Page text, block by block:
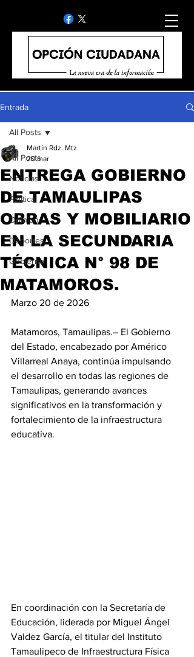
Entrada
All Posts
Noticias
Politica
Opinion
Deportes
Gobierno
All Posts
ENTREGA GOBIERNO
DE TAMAULIPAS
OBRAS Y MOBILIARIO
EN LA SECUNDARIA
TÉCNICA N° 98 DE
MATAMOROS.
Martín Rdz. Mtz.
20 mar
Marzo 20 de 2026
Matamoros, Tamaulipas.– El Gobierno
del Estado, encabezado por Américo
Villarreal Anaya, continúa impulsando
el desarrollo en todas las regiones de
Tamaulipas, generando avances
significativos en la transformación y
fortalecimiento de la infraestructura
educativa.
En coordinación con la Secretaría de
Educación, liderada por Miguel Ángel
Valdez García, el titular del Instituto
Tamaulipeco de Infraestructura Física